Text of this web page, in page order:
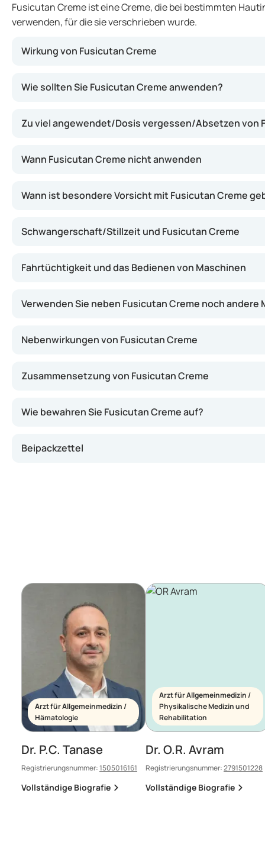
Fusicutan Creme ist eine Creme, die bei bestimmten
verwenden, für die sie verschrieben wurde.
Wirkung von Fusicutan Creme
Wie sollten Sie Fusicutan Creme anwenden?
Zu viel angewendet/Dosis vergessen/Absetzen von
Wann Fusicutan Creme nicht anwenden
Wann ist besondere Vorsicht mit Fusicutan Creme
Schwangerschaft/Stillzeit und Fusicutan Creme
Fahrtüchtigkeit und das Bedienen von Maschinen
Verwenden Sie neben Fusicutan Creme noch andere
Nebenwirkungen von Fusicutan Creme
Zusammensetzung von Fusicutan Creme
Wie bewahren Sie Fusicutan Creme auf?
Beipackzettel
Arzt für Allgemeinmedizin /
Hämatologie
Dr. P.C. Tanase
Registrierungsnummer:1505016161
Vollständige Biografie
Arzt für Allgemeinmedizin /
Physikalische Medizin und
Rehabilitation
Dr. O.R. Avram
Registrierungsnummer:2791501228
Vollständige Biografie